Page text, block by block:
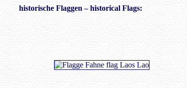
historische Flaggen – historical Flags: